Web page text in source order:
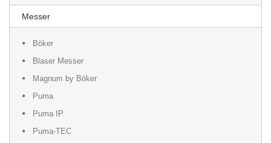
Messer
Böker
Blaser Messer
Magnum by Böker
Puma
Puma IP
Puma-TEC